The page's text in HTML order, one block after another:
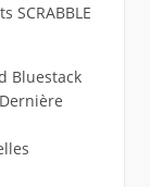
SCRABBLE
Bluestack